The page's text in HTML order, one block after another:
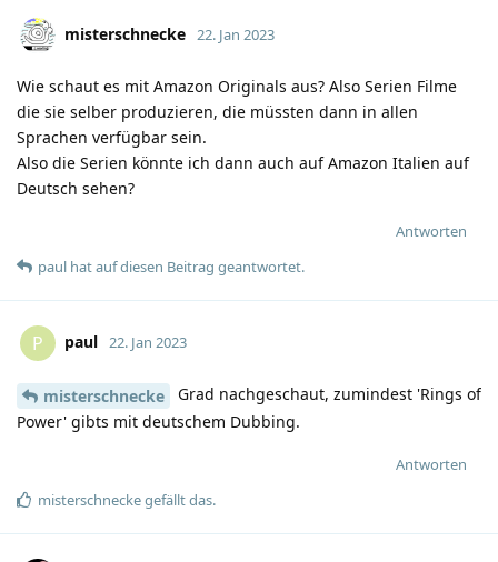
misterschnecke 22. Jan 2023
Wie schaut es mit Amazon Originals aus? Also Serien Filme
die sie selber produzieren, die müssten dann in allen
Sprachen verfügbar sein.
Also die Serien könnte ich dann auch auf Amazon Italien auf
Deutsch sehen?
Antworten
paul hatauf diesen Beitrag geantwortet.
P paul 22. Jan 2023
misterschnecke
Grad nachgeschaut, zumindest 'Rings of
Power' gibts mit deutschem Dubbing.
Antworten
misterschneckegefällt das.